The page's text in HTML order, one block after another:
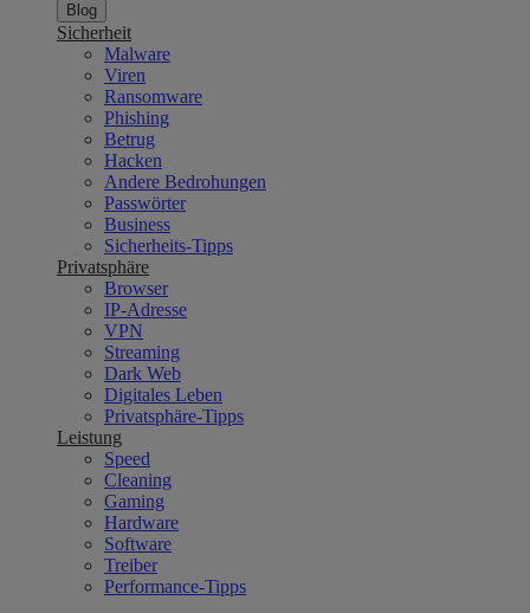
Blog
Sicherheit
Malware
Viren
Ransomware
Phishing
Betrug
Hacken
Andere Bedrohungen
Passwörter
Business
Sicherheits-Tipps
Privatsphäre
Browser
IP-Adresse
VPN
Streaming
Dark Web
Digitales Leben
Privatsphäre-Tipps
Leistung
Speed
Cleaning
Gaming
Hardware
Software
Treiber
Performance-Tipps